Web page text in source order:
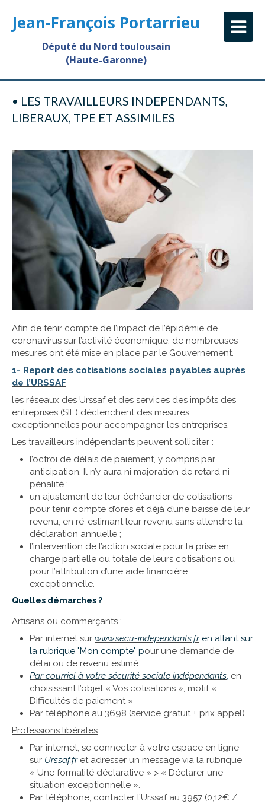
Jean-François Portarrieu
Député du Nord toulousain
(Haute-Garonne)
• LES TRAVAILLEURS INDEPENDANTS,
LIBERAUX, TPE ET ASSIMILES
Afin de tenir compte de l’impact de l’épidémie de
coronavirus sur l’activité économique, de nombreuses
mesures ont été mise en place par le Gouvernement.
1- Report des cotisations sociales payables auprès
de l’URSSAF
les réseaux des Urssaf et des services des impôts des
entreprises (SIE) déclenchent des mesures
exceptionnelles pour accompagner les entreprises.
Les travailleurs indépendants peuvent solliciter :
l’octroi de délais de paiement, y compris par
anticipation. Il n’y aura ni majoration de retard ni
pénalité ;
un ajustement de leur échéancier de cotisations
pour tenir compte d’ores et déjà d’une baisse de leur
revenu, en ré-estimant leur revenu sans attendre la
déclaration annuelle ;
l’intervention de l’action sociale pour la prise en
charge partielle ou totale de leurs cotisations ou
pour l’attribution d’une aide financière
exceptionnelle.
Quelles démarches ?
Artisans ou commerçants :
Par internet sur www.secu-independants.fr en allant sur
la rubrique "Mon compte" pour une demande de
délai ou de revenu estimé
Par courriel à votre sécurité sociale indépendants, en
choisissant l’objet « Vos cotisations », motif «
Difficultés de paiement »
Par téléphone au 3698 (service gratuit + prix appel)
Professions libérales :
Par internet, se connecter à votre espace en ligne
sur Urssaf.fret adresser un message via la rubrique
« Une formalité déclarative » > « Déclarer une
situation exceptionnelle ».
Par téléphone, contacter l’Urssaf au 3957 (0,12€ /